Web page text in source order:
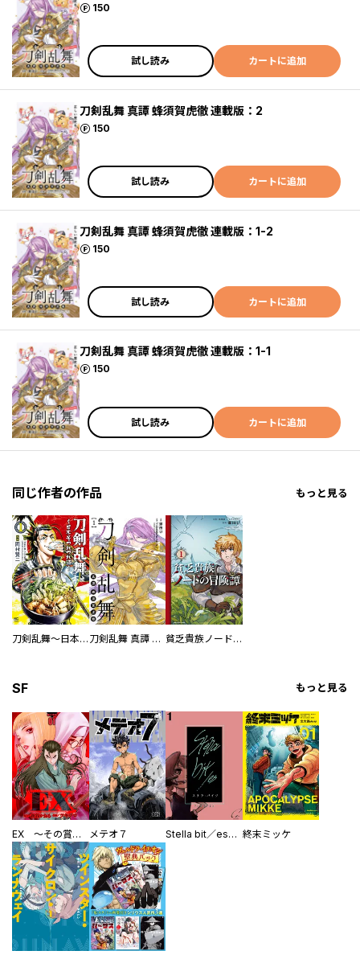
150
ポイント
試し読み カートに追加
刀剣乱舞 真譚 蜂須賀虎徹 連載版：2
150
ポイント
試し読み カートに追加
刀剣乱舞 真譚 蜂須賀虎徹 連載版：1-2
150
ポイント
試し読み カートに追加
刀剣乱舞 真譚 蜂須賀虎徹 連載版：1-1
150
ポイント
試し読み カートに追加
同じ作者の作品 もっと見る
刀剣乱舞～日本号つれづれ酒～ 刀剣乱舞 真譚 蜂須賀虎徹 貧乏貴族ノードの冒険譚 Nord’s Adventure
SF もっと見る
EX ～その賞金稼ぎは、世界の出口を探す～【単行本版】 メテオ７ Stella bit／es【単話版】 終末ミッケ